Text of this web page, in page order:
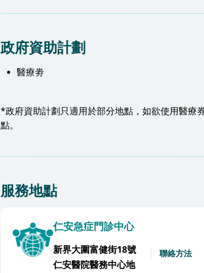
政府資助計劃
醫療劵
*政府資助計劃只適用於部分地點，如欲使用醫療
點。​
服務地點
仁安急症門診中心
新界大圍富健街18號
仁安醫院醫務中心地
聯絡方法